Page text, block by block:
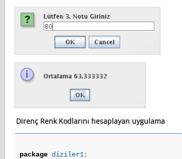
Direnç Renk Kodlarını hesaplayan uygulama
package diziler1;